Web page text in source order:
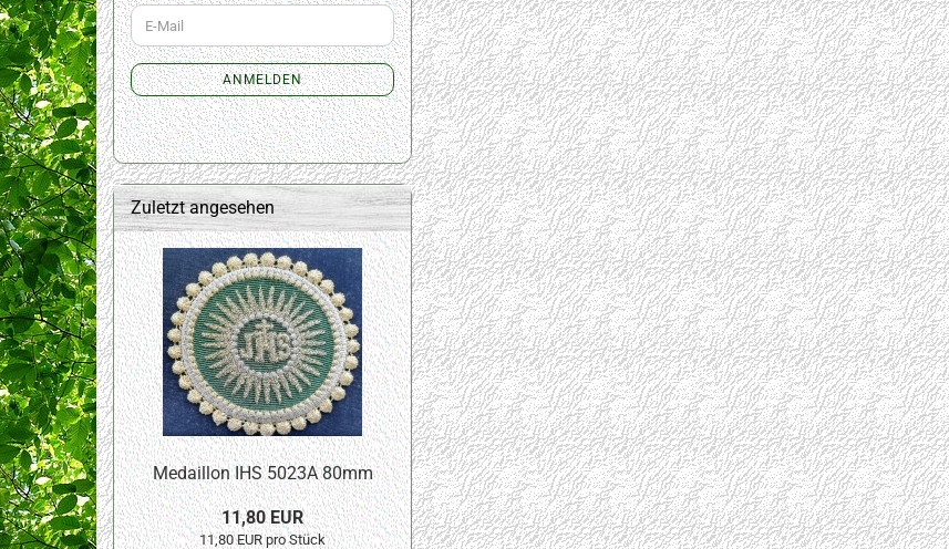
WEITER
ZUR
NEWSLETTER-
ANMELDUNG
E-
Mail
ANMELDEN
Zuletzt angesehen
Medaillon IHS 5023A 80mm
11,80 EUR
11,80 EUR pro Stück